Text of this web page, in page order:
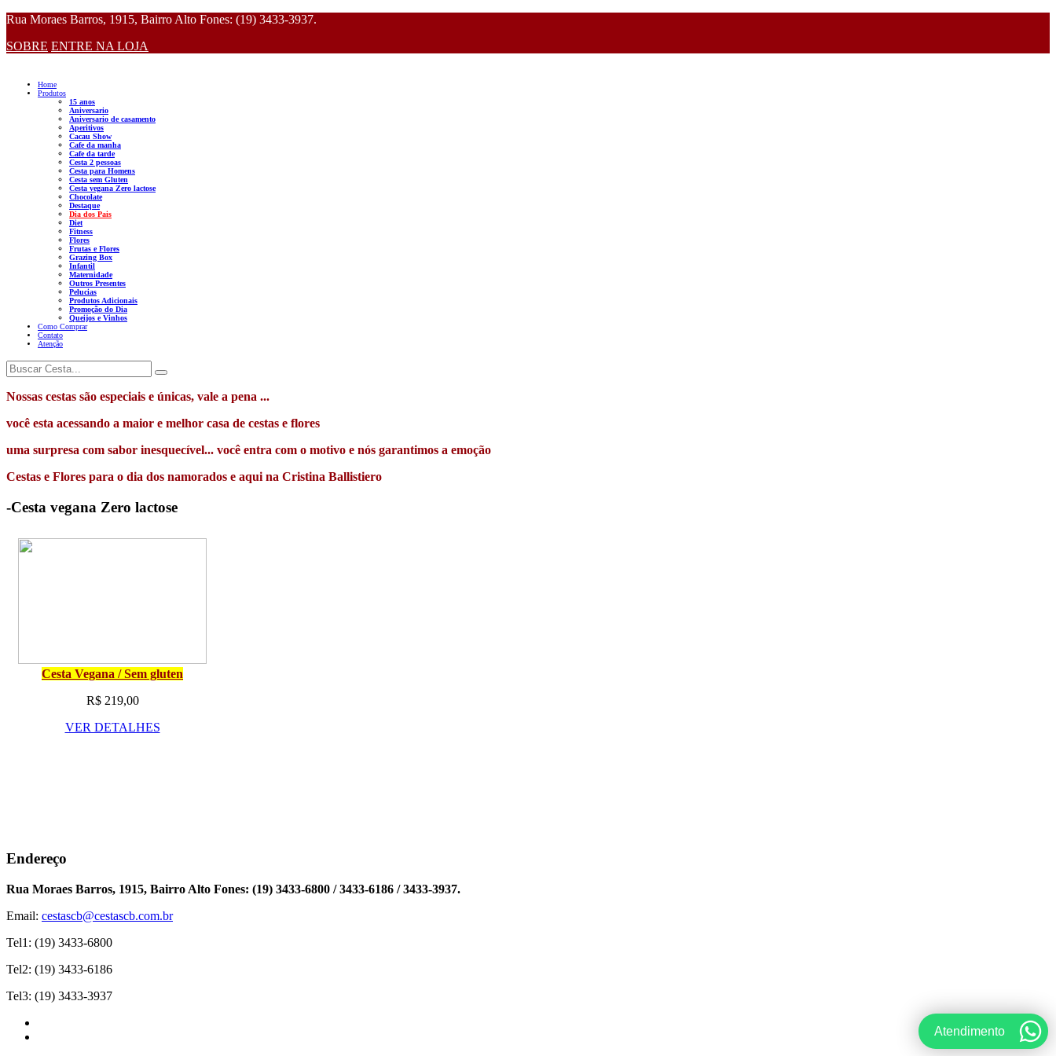
Rua Moraes Barros, 1915, Bairro Alto Fones: (19) 3433-3937.
SOBRE ENTRE NA LOJA
Home
Produtos
15 anos
Aniversario
Aniversario de casamento
Aperitivos
Cacau Show
Cafe da manha
Cafe da tarde
Cesta 2 pessoas
Cesta para Homens
Cesta sem Gluten
Cesta vegana Zero lactose
Chocolate
Destaque
Dia dos Pais
Diet
Fitness
Flores
Frutas e Flores
Grazing Box
Infantil
Maternidade
Outros Presentes
Pelucias
Produtos Adicionais
Promoção do Dia
Queijos e Vinhos
Como Comprar
Contato
Atenção
Nossas cestas são especiais e únicas, vale a pena ...
você esta acessando a maior e melhor casa de cestas e flores
uma surpresa com sabor inesquecível... você entra com o motivo e nós garantimos a emoção
Cestas e Flores para o dia dos namorados e aqui na Cristina Ballistiero
-Cesta vegana Zero lactose
Cesta Vegana / Sem gluten
R$ 219,00
VER DETALHES
Endereço
Rua Moraes Barros, 1915, Bairro Alto Fones: (19) 3433-6800 / 3433-6186 / 3433-3937.
Email: cestascb@cestascb.com.br
Tel1: (19) 3433-6800
Tel2: (19) 3433-6186
Tel3: (19) 3433-3937
Atendimento